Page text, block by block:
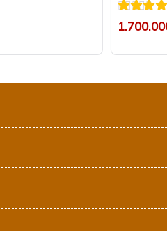
Được xếp
hạng55